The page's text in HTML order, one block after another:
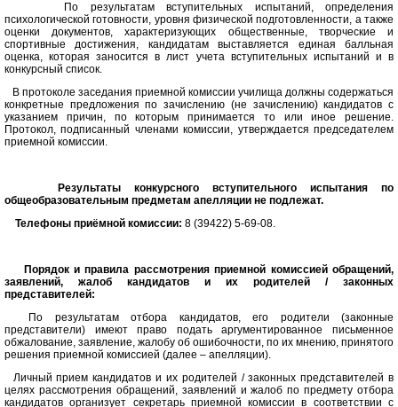
По результатам вступительных испытаний, определения
психологической готовности, уровня физической подготовленности, а также
оценки документов, характеризующих общественные, творческие и
спортивные достижения, кандидатам выставляется единая балльная
оценка, которая заносится в лист учета вступительных испытаний и в
конкурсный список.
В протоколе заседания приемной комиссии училища должны содержаться
конкретные предложения по зачислению (не зачислению) кандидатов с
указанием причин, по которым принимается то или иное решение.
Протокол, подписанный членами комиссии, утверждается председателем
приемной комиссии.
Результаты конкурсного вступительного испытания по
общеобразовательным предметам апелляции не подлежат.
Телефоны приёмной комиссии: 8 (39422) 5-69-08.
Порядок и правила рассмотрения приемной комиссией обращений,
заявлений, жалоб кандидатов и их родителей / законных
представителей:
По результатам отбора кандидатов, его родители (законные
представители) имеют право подать аргументированное письменное
обжалование, заявление, жалобу об ошибочности, по их мнению, принятого
решения приемной комиссией (далее – апелляции).
Личный прием кандидатов и их родителей / законных представителей в
целях рассмотрения обращений, заявлений и жалоб по предмету отбора
кандидатов организует секретарь приемной комиссии в соответствии с